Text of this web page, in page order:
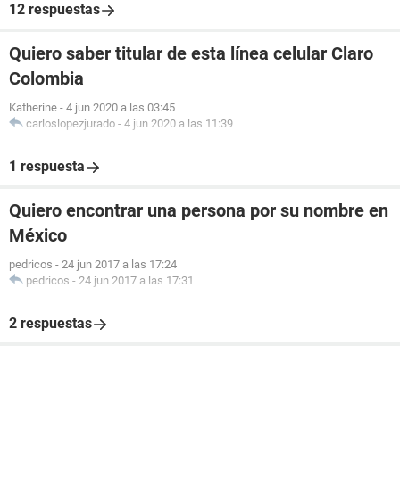
12 respuestas
Quiero saber titular de esta línea celular Claro
Colombia
Katherine - 4 jun 2020 a las 03:45
carloslopezjurado - 4 jun 2020 a las 11:39
1 respuesta
Quiero encontrar una persona por su nombre en
México
pedricos - 24 jun 2017 a las 17:24
pedricos - 24 jun 2017 a las 17:31
2 respuestas